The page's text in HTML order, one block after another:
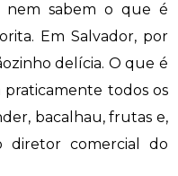
nem sabem o que é
Em Salvador, por
delícia. O que é
todos os
bacalhau, frutas e,
diretor comercial do